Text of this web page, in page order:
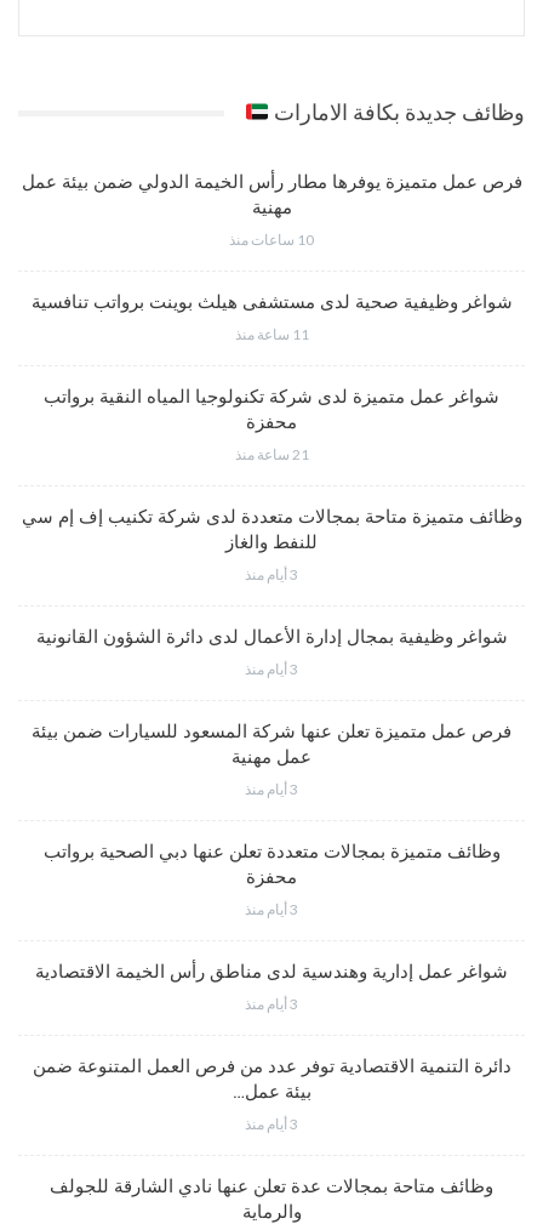
وظائف جديدة بكافة الامارات
فرص عمل متميزة يوفرها مطار رأس الخيمة الدولي ضمن بيئة عمل
مهنية
10 ساعات منذ
شواغر وظيفية صحية لدى مستشفى هيلث بوينت برواتب تنافسية
11 ساعة منذ
شواغر عمل متميزة لدى شركة تكنولوجيا المياه النقية برواتب
محفزة
21 ساعة منذ
وظائف متميزة متاحة بمجالات متعددة لدى شركة تكنيب إف إم سي
للنفط والغاز
3 أيام منذ
شواغر وظيفية بمجال إدارة الأعمال لدى دائرة الشؤون القانونية
3 أيام منذ
فرص عمل متميزة تعلن عنها شركة المسعود للسيارات ضمن بيئة
عمل مهنية
3 أيام منذ
وظائف متميزة بمجالات متعددة تعلن عنها دبي الصحية برواتب
محفزة
3 أيام منذ
شواغر عمل إدارية وهندسية لدى مناطق رأس الخيمة الاقتصادية
3 أيام منذ
دائرة التنمية الاقتصادية توفر عدد من فرص العمل المتنوعة ضمن
بيئة عمل…
3 أيام منذ
وظائف متاحة بمجالات عدة تعلن عنها نادي الشارقة للجولف
والرماية